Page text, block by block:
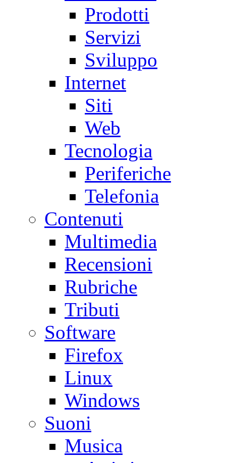
Prodotti
Servizi
Sviluppo
Internet
Siti
Web
Tecnologia
Periferiche
Telefonia
Contenuti
Multimedia
Recensioni
Rubriche
Tributi
Software
Firefox
Linux
Windows
Suoni
Musica